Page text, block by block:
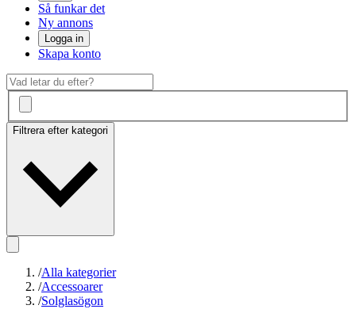
Så funkar det
Ny annons
Logga in
Skapa konto
Filtrera efter kategori
/Alla kategorier
/Accessoarer
/Solglasögon